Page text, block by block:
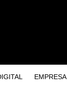
EMPRESA